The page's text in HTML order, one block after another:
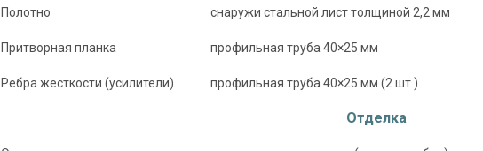
Полотно снаружи стальной лист толщиной 2,2 мм
Притворная планка профильная труба 40×25 мм
Ребра жесткости (усилители) профильная труба 40×25 мм (2 шт.)
Отделка